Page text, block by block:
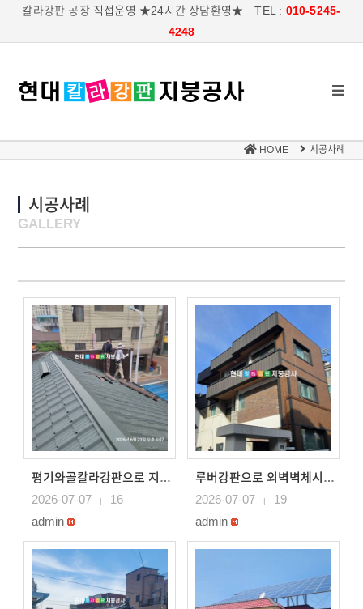
칼라강판 공장 직접운영 ★24시간 상담환영★ TEL : 010-5245-
4248
HOME 시공사례
시공사례
GALLERY
평기와골칼라강판으로 지붕시공 서산지붕공사
2026-07-07 |
16
admin
루버강판으로 외벽벽체시공 아산루버강판벽체시공
2026-07-07 |
19
admin